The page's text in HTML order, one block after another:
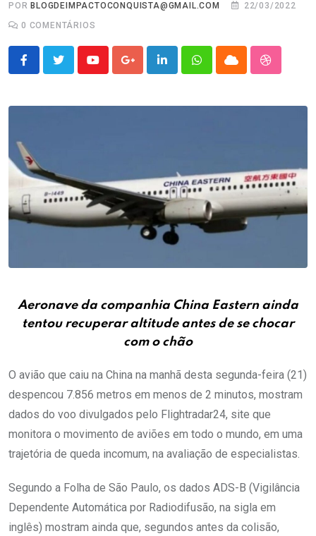
POR BLOGDEIMPACTOCONQUISTA@GMAIL.COM
22/03/2022
0 COMENTÁRIOS
YoutubeGoogle+LinkedInWhatsappCloud
Aeronave da companhia China Eastern ainda
tentou recuperar altitude antes de se chocar
com o chão
O avião que caiu na China na manhã desta segunda-feira (21)
despencou 7.856 metros em menos de 2 minutos, mostram
dados do voo divulgados pelo Flightradar24, site que
monitora o movimento de aviões em todo o mundo, em uma
trajetória de queda incomum, na avaliação de especialistas.
Segundo a Folha de São Paulo, os dados ADS-B (Vigilância
Dependente Automática por Radiodifusão, na sigla em
inglês) mostram ainda que, segundos antes da colisão,